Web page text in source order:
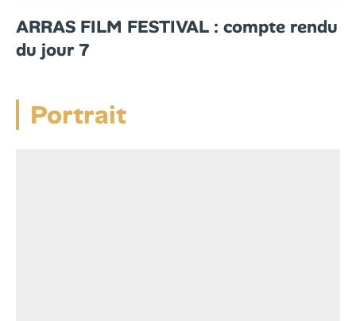
ARRAS FILM FESTIVAL : compte rendu
du jour 7
Portrait